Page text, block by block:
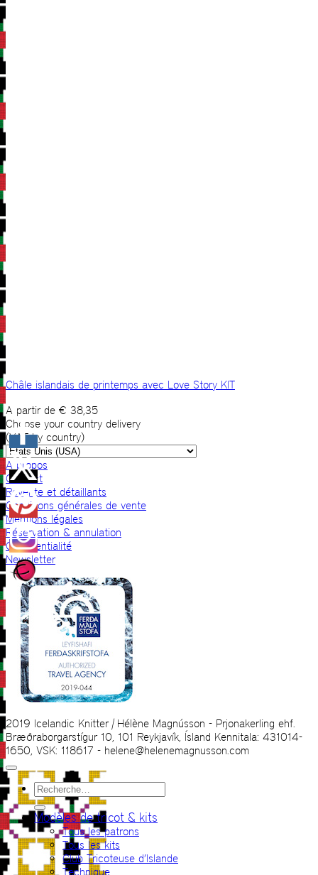
Châle islandais de printemps avec Love Story KIT
A partir de € 38,35
Choose your country delivery
(VAT by country)
A propos
Contact
Revente et détaillants
Conditions générales de vente
Mentions légales
Réservation & annulation
Confidentialité
Newsletter
2019 Icelandic Knitter | Hélène Magnússon - Prjonakerling ehf.
Bræðraborgarstígur 10, 101 Reykjavík, Ísland Kennitala: 431014-
1650, VSK: 118617 - helene@helenemagnusson.com
Recherche
pour :
Modèles de tricot & kits
Tous les patrons
Tous les kits
Club Tricoteuse d’Islande
Technique